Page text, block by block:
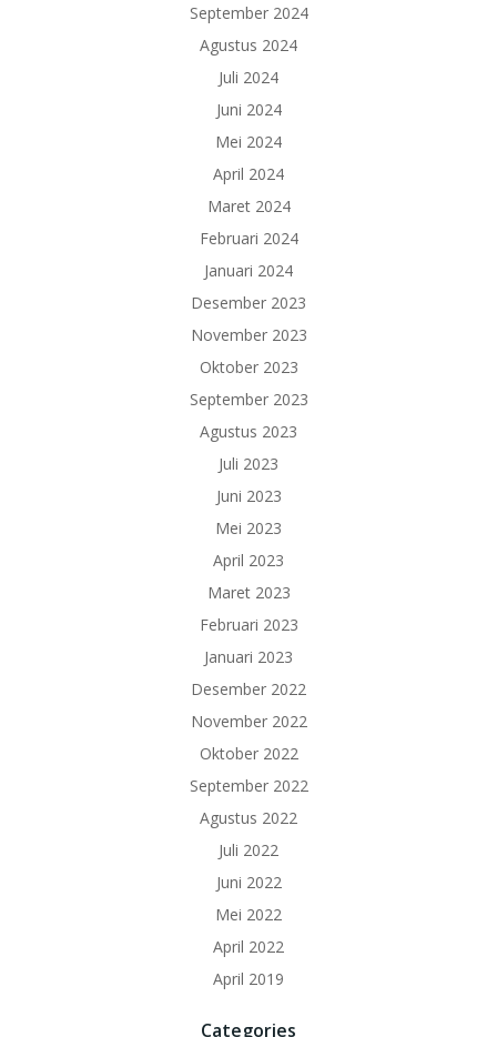
September 2024
Agustus 2024
Juli 2024
Juni 2024
Mei 2024
April 2024
Maret 2024
Februari 2024
Januari 2024
Desember 2023
November 2023
Oktober 2023
September 2023
Agustus 2023
Juli 2023
Juni 2023
Mei 2023
April 2023
Maret 2023
Februari 2023
Januari 2023
Desember 2022
November 2022
Oktober 2022
September 2022
Agustus 2022
Juli 2022
Juni 2022
Mei 2022
April 2022
April 2019
Categories